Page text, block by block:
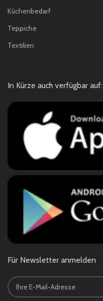
Küchenbedarf
Teppiche
Textilien
In Kürze auch verfügbar auf:
Für Newsletter anmelden